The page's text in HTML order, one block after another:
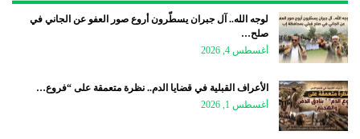
لوجه الله.. آل جبران يسطّرون أروع صور العفو عن الجاني في
صلح…
أغسطس 4, 2026
الأعراف القبلية في قضايا الدم.. نظرة متعمقة على “فروع…
أغسطس 1, 2026